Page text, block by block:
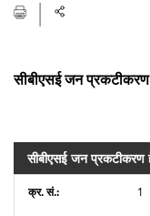
सीबीएसई जन प्रकटीकरण
सीबीएसई जन प्रकटीकरण
1